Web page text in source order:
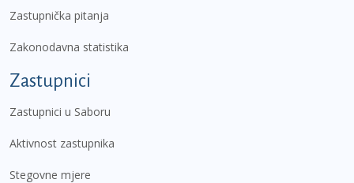
Zastupnička pitanja
Zakonodavna statistika
Zastupnici
Zastupnici u Saboru
Aktivnost zastupnika
Stegovne mjere